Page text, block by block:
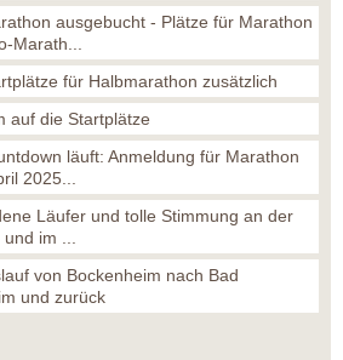
ausgebucht - Plätze für Marathon
Marath...
für Halbmarathon zusätzlich
auf die Startplätze
läuft: Anmeldung für Marathon
2025...
Läufer und tolle Stimmung an der
und im ...
von Bockenheim nach Bad
und zurück